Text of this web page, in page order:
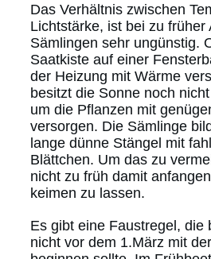
Das Verhältnis zwischen
Lichtstärke, ist bei zu früher
Sämlingen sehr ungünstig.
Saatkiste auf einer
der Heizung mit Wärme
besitzt die Sonne noch
um die Pflanzen mit
versorgen. Die Sämlinge
lange dünne Stängel mit
Blättchen. Um das zu
nicht zu früh damit
keimen zu lassen.
Es gibt eine Faustregel, die
nicht vor dem 1.März mit